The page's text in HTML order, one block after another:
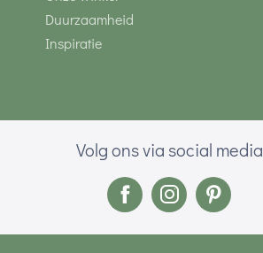
Duurzaamheid
Inspiratie
Volg ons via social media